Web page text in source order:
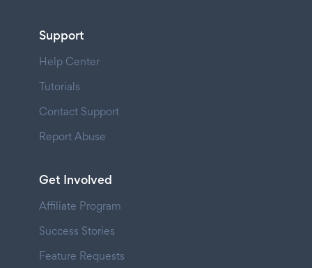
Support
Help Center
Tutorials
Contact Support
Report Abuse
Get Involved
Affiliate Program
Success Stories
Feature Requests